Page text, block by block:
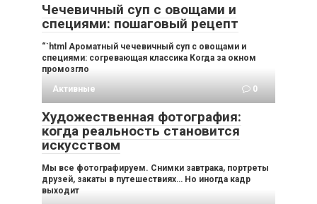
Чечевичный суп с овощами и
специями: пошаговый рецепт
“`html Ароматный чечевичный суп с овощами и
специями: согревающая классика Когда за окном
промозгло
Активные
0
Художественная фотография:
когда реальность становится
искусством
Мы все фотографируем. Снимки завтрака, портреты
друзей, закаты в путешествиях… Но иногда кадр
выходит